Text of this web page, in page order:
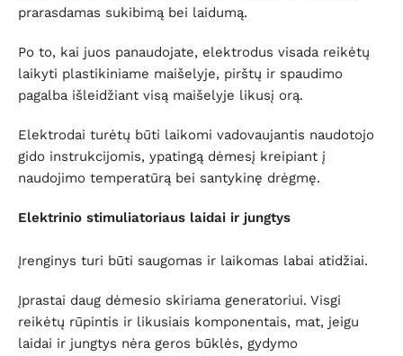
prarasdamas sukibimą bei laidumą.
Po to, kai juos panaudojate, elektrodus visada reikėtų
laikyti plastikiniame maišelyje, pirštų ir spaudimo
pagalba išleidžiant visą maišelyje likusį orą.
Elektrodai turėtų būti laikomi vadovaujantis naudotojo
gido instrukcijomis, ypatingą dėmesį kreipiant į
naudojimo temperatūrą bei santykinę drėgmę.
Elektrinio stimuliatoriaus laidai ir jungtys
Įrenginys turi būti saugomas ir laikomas labai atidžiai.
Įprastai daug dėmesio skiriama generatoriui. Visgi
reikėtų rūpintis ir likusiais komponentais, mat, jeigu
laidai ir jungtys nėra geros būklės, gydymo